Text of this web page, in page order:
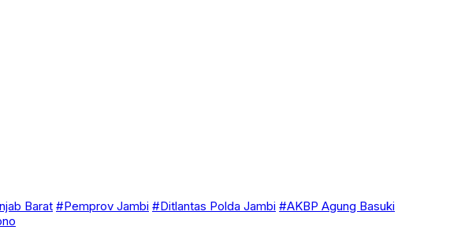
Barat #Pemprov Jambi #Ditlantas Polda Jambi #AKBP Agung Basuki